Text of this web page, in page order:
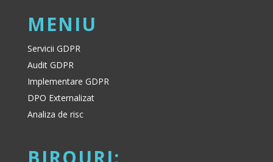
MENIU
Servicii GDPR
Audit GDPR
Implementare GDPR
DPO Externalizat
Analiza de risc